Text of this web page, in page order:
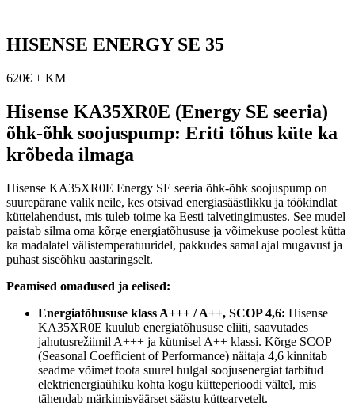
HISENSE ENERGY SE 35
620€ + KM
Hisense KA35XR0E (Energy SE seeria)
õhk-õhk soojuspump: Eriti tõhus küte ka
krõbeda ilmaga
Hisense KA35XR0E Energy SE seeria õhk-õhk soojuspump on
suurepärane valik neile, kes otsivad energiasäästlikku ja töökindlat
küttelahendust, mis tuleb toime ka Eesti talvetingimustes. See mudel
paistab silma oma kõrge energiatõhususe ja võimekuse poolest kütta
ka madalatel välistemperatuuridel, pakkudes samal ajal mugavust ja
puhast siseõhku aastaringselt.
Peamised omadused ja eelised:
Energiatõhususe klass A+++ / A++, SCOP 4,6: Hisense
KA35XR0E kuulub energiatõhususe eliiti, saavutades
jahutusrežiimil A+++ ja kütmisel A++ klassi. Kõrge SCOP
(Seasonal Coefficient of Performance) näitaja 4,6 kinnitab
seadme võimet toota suurel hulgal soojusenergiat tarbitud
elektrienergiaühiku kohta kogu kütteperioodi vältel, mis
tähendab märkimisväärset säästu küttearvetelt.